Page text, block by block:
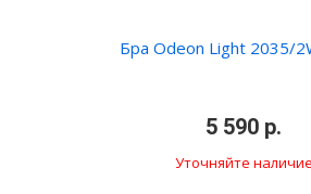
Бра Odeon Light 2035/
5 590 р.
Уточняйте наличие